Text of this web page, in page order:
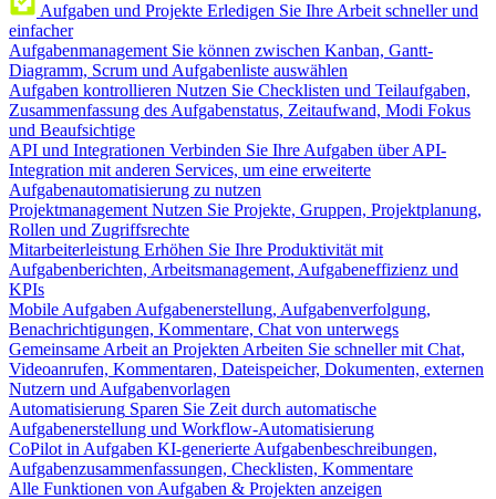
Aufgaben und Projekte Erledigen Sie Ihre Arbeit schneller und
einfacher
Aufgabenmanagement Sie können zwischen Kanban, Gantt-
Diagramm, Scrum und Aufgabenliste auswählen
Aufgaben kontrollieren Nutzen Sie Checklisten und Teilaufgaben,
Zusammenfassung des Aufgabenstatus, Zeitaufwand, Modi Fokus
und Beaufsichtige
API und Integrationen Verbinden Sie Ihre Aufgaben über API-
Integration mit anderen Services, um eine erweiterte
Aufgabenautomatisierung zu nutzen
Projektmanagement Nutzen Sie Projekte, Gruppen, Projektplanung,
Rollen und Zugriffsrechte
Mitarbeiterleistung Erhöhen Sie Ihre Produktivität mit
Aufgabenberichten, Arbeitsmanagement, Aufgabeneffizienz und
KPIs
Mobile Aufgaben Aufgabenerstellung, Aufgabenverfolgung,
Benachrichtigungen, Kommentare, Chat von unterwegs
Gemeinsame Arbeit an Projekten Arbeiten Sie schneller mit Chat,
Videoanrufen, Kommentaren, Dateispeicher, Dokumenten, externen
Nutzern und Aufgabenvorlagen
Automatisierung Sparen Sie Zeit durch automatische
Aufgabenerstellung und Workflow-Automatisierung
CoPilot in Aufgaben KI-generierte Aufgabenbeschreibungen,
Aufgabenzusammenfassungen, Checklisten, Kommentare
Alle Funktionen von Aufgaben & Projekten anzeigen